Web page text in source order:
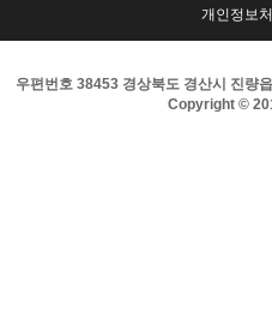
개인정보
우편번호 38453 경상북도 경산시 진량
Copyright ©